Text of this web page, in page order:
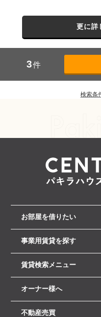
更に詳
3件
検索条
お部屋を借りたい
事業用賃貸を探す
賃貸検索メニュー
オーナー様へ
不動産売買